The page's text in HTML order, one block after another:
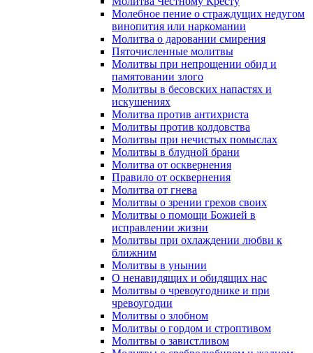
Молебное пение о страждущих недугом
винопития или наркомании
Молитва о даровании смирения
Пяточисленные молитвы
Молитвы при непрощении обид и
памятовании злого
Молитвы в бесовских напастях и
искушениях
Молитва против антихриста
Молитвы против колдовства
Молитвы при нечистых помыслах
Молитвы в блудной брани
Молитва от осквернения
Правило от осквернения
Молитва от гнева
Молитвы о зрении грехов своих
Молитвы о помощи Божией в
исправлении жизни
Молитвы при охлаждении любви к
ближним
Молитвы в унынии
О ненавидящих и обидящих нас
Молитвы о чревоугоднике и при
чревоугодии
Молитвы о злобном
Молитвы о гордом и строптивом
Молитвы о завистливом